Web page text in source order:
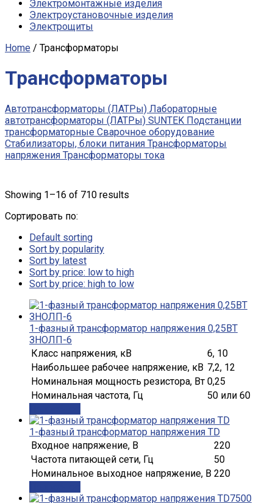
Электромонтажные изделия
Электроустановочные изделия
Электрощиты
Home / Трансформаторы
Трансформаторы
Автотрансформаторы (ЛАТРы) Лабораторные
автотрансформаторы (ЛАТРы) SUNTEK Подстанции
трансформаторные Сварочное оборудование
Стабилизаторы, блоки питания Трансформаторы
напряжения Трансформаторы тока
Showing 1–16 of 710 results
Сортировать по:
Default sorting
Sort by popularity
Sort by latest
Sort by price: low to high
Sort by price: high to low
1-фазный трансформатор напряжения 0,25ВТ
ЗНОЛП-6
Класс напряжения, кВ
6, 10
Наибольшее рабочее напряжение, кВ 7,2, 12
Номинальная мощность резистора, Вт 0,25
Номинальная частота, Гц
50 или 60
1-фазный трансформатор напряжения TD
Входное напряжение, В
220
Частота питающей сети, Гц
50
Номинальное выходное напряжение, В 220